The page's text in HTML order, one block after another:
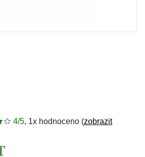
4/5, 1x hodnoceno (zobrazit